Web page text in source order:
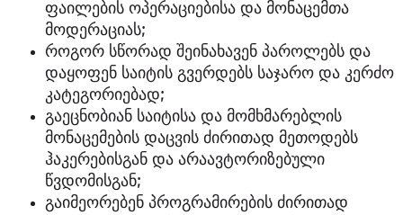
ფაილების ოპერაციებისა და მონაცემთა
მოდერაციას;
როგორ სწორად შეინახავენ პაროლებს და
დაყოფენ საიტის გვერდებს საჯარო და კერძო
კატეგორიებად;
გაეცნობიან საიტისა და მომხმარებლის
მონაცემების დაცვის ძირითად მეთოდებს
ჰაკერებისგან და არაავტორიზებული
წვდომისგან;
გაიმეორებენ პროგრამირების ძირითად